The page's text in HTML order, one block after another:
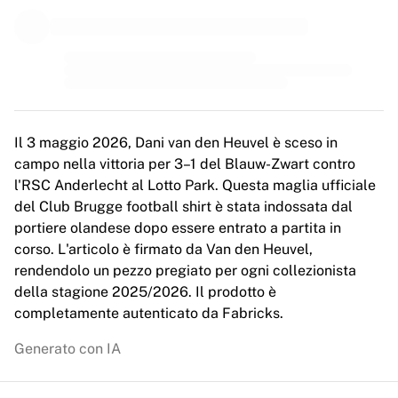
OL Lyonnes
Arsenal WFC
Esplora per paese
Basket
Highlights
Charlotte Hornets
Chicago Bulls
LA Clippers
Portland Trail Blazers
Virtus Bologna
Visualizza tutto il basket
Charlotte Hornets
Il 3 maggio 2026, Dani van den Heuvel è sceso in
campo nella vittoria per 3–1 del Blauw-Zwart contro
l'RSC Anderlecht al Lotto Park. Questa maglia ufficiale
del Club Brugge football shirt è stata indossata dal
portiere olandese dopo essere entrato a partita in
corso. L'articolo è firmato da Van den Heuvel,
rendendolo un pezzo pregiato per ogni collezionista
della stagione 2025/2026. Il prodotto è
completamente autenticato da Fabricks.
Generato con IA